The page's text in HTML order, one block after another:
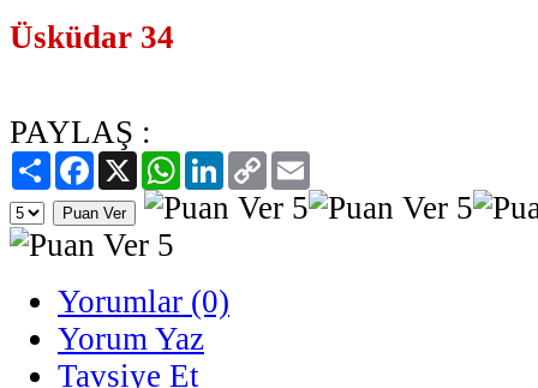
Üsküdar 34
PAYLAŞ :
PaylaşFacebook
X WhatsAppLinkedIn
Copy
Link
Yorumlar (0)
Yorum Yaz
Tavsiye Et